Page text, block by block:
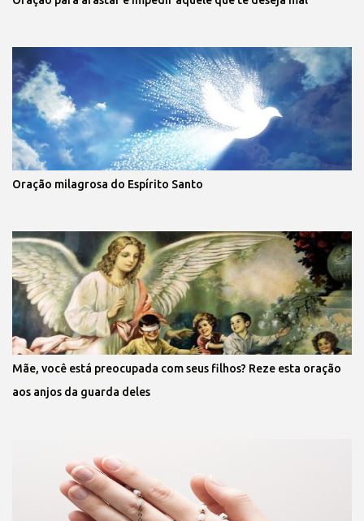
Oração milagrosa do Espírito Santo
Mãe, você está preocupada com seus filhos? Reze esta oração
aos anjos da guarda deles